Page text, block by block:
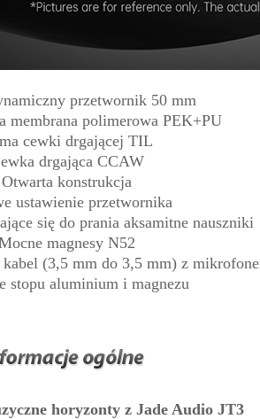
przetwornik 50 mm
membrana polimerowa PEK+PU
cewki drgającej TIL
drgająca CCAW
Otwarta konstrukcja
ustawienie przetwornika
się do prania aksamitne nauszniki
magnesy N52
kabel (3,5 mm do 3,5 mm) z
stopu aluminium i magnezu
horyzonty z Jade Audio JT3